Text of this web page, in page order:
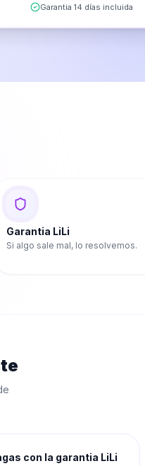
Garantia 14 días incluida
Garantia LiLi
Si algo sale mal, lo resolvemos.
con la garantia LiLi